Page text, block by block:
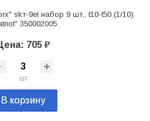
skт-9el набор 9 шт., t10-t50 (1/10)
350002005
705 ₽
шт
В корзину